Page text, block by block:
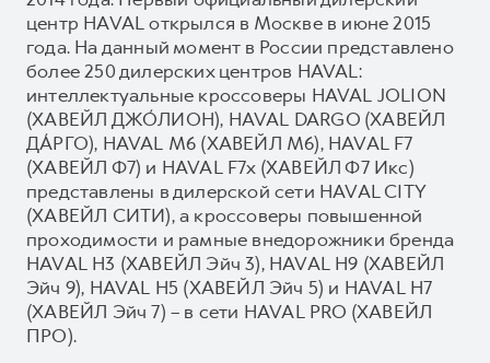
центр HAVAL открылся в Москве в июне 2015
года. На данный момент в России представлено
более 250 дилерских центров HAVAL:
интеллектуальные кроссоверы HAVAL JOLION
(ХАВЕЙЛ ДЖО́ЛИОН), HAVAL DARGO (ХАВЕЙЛ
ДА́РГО), HAVAL М6 (ХАВЕЙЛ M6), HAVAL F7
(ХАВЕЙЛ Ф7) и HAVAL F7x (ХАВЕЙЛ Ф7 Икс)
представлены в дилерской сети HAVAL CITY
(ХАВЕЙЛ СИТИ), а кроссоверы повышенной
проходимости и рамные внедорожники бренда
HAVAL H3 (ХАВЕЙЛ Эйч 3), HAVAL H9 (ХАВЕЙЛ
Эйч 9), HAVAL H5 (ХАВЕЙЛ Эйч 5) и HAVAL H7
(ХАВЕЙЛ Эйч 7) – в сети HAVAL PRO (ХАВЕЙЛ
ПРО).